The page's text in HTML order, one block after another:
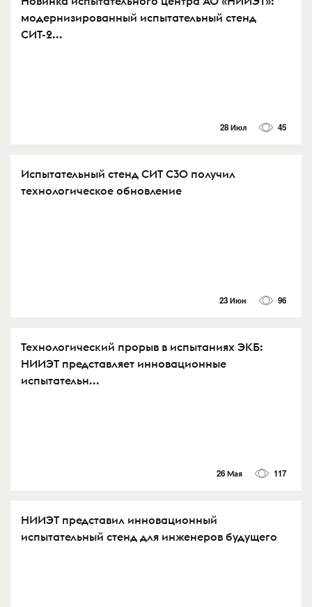
модернизированный испытательный стенд
СИТ-2...
28 Июл 45
Испытательный стенд СИТ С30 получил
технологическое обновление
23 Июн 96
Технологический прорыв в испытаниях ЭКБ:
НИИЭТ представляет инновационные
испытательн...
26 Мая 117
НИИЭТ представил инновационный
испытательный стенд для инженеров будущего